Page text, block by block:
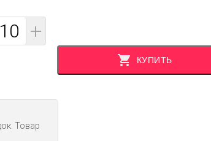
+
КУПИТЬ
Товар